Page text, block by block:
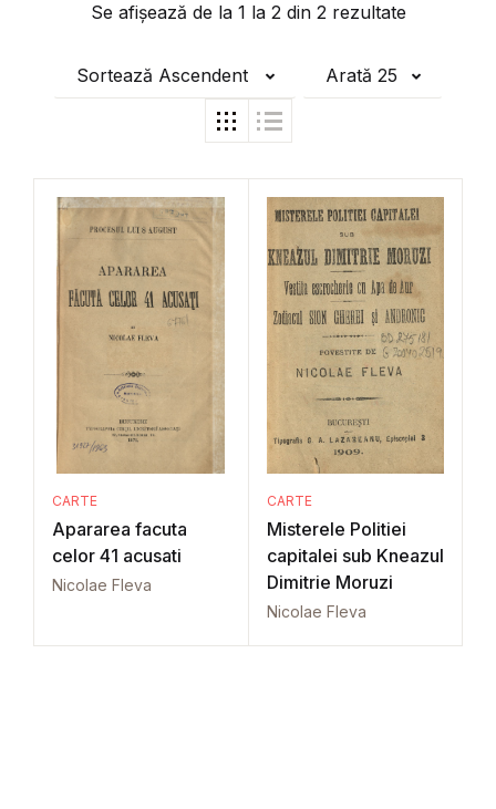
Se afișează de la 1 la 2din 2rezultate
Sortează Ascendent Arată 25
CARTE
Apararea facuta
celor 41 acusati
Nicolae Fleva
CARTE
Misterele Politiei
capitalei sub Kneazul
Dimitrie Moruzi
Nicolae Fleva